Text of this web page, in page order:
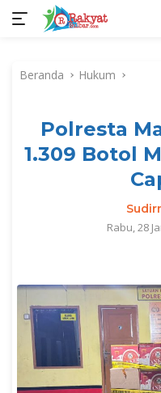
kontenBeranda Hukum
Polresta
1.309 Botol
Rabu, 28